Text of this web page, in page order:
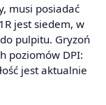
musi posiadać
jest siedem, w
pulpitu. Gryzoń
poziomów DPI:
jest aktualnie